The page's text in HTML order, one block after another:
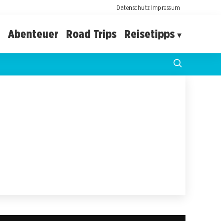
DatenschutzImpressum
Abenteuer Road Trips Reisetipps